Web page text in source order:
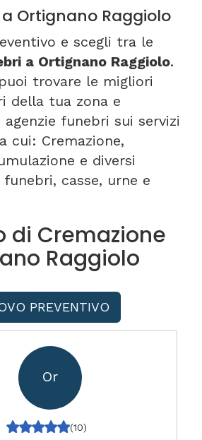
Ortignano Raggiolo
e scegli tra le
a Ortignano Raggiolo.
trovare le migliori
della tua zona e
funebri sui servizi
cui: Cremazione,
e diversi
casse, urne e
di Cremazione
Raggiolo
PREVENTIVO
Or
(10)